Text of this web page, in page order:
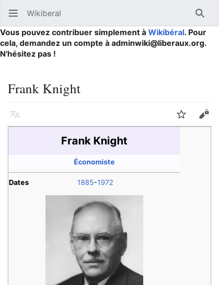
Ouvrir le menu principal Wikiberal
Vous pouvez contribuer simplement à Wikibéral. Pour
cela, demandez un compte à adminwiki@liberaux.org.
N'hésitez pas !
Frank Knight
Langue Suivre
Frank Knight
Économiste
Dates 1885-1972